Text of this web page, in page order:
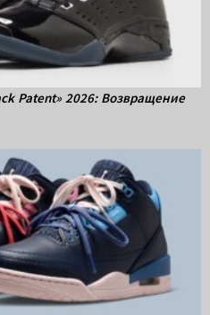
Patent» 2026: Возвращение